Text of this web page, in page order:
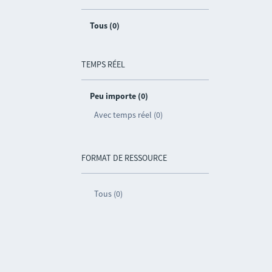
Tous (0)
TEMPS RÉEL
Peu importe (0)
Avec temps réel (0)
FORMAT DE RESSOURCE
Tous (0)